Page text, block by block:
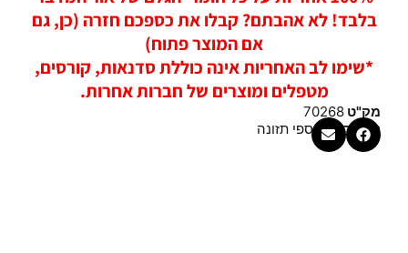
בלבד! לא אהבתם? קבלו את כספכם חזרה (כן, גם
אם המוצר פתוח)
*שימו לב האחריות אינה כוללת סדנאות, קורסים,
מטפלים ומוצרים של חברות אחרות.
מק"ט 70268
קטגוריה תוספי תזונה